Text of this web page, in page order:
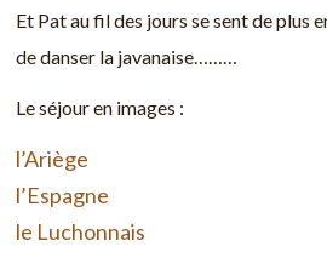
Et Pat au fil des jours se sent de plus
de danser la javanaise………
Le séjour en images :
l’Ariège
l’Espagne
le Luchonnais